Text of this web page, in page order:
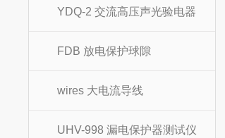
YDQ-2 交流高压声光验电器
FDB 放电保护球隙
wires 大电流导线
UHV-998 漏电保护器测试仪